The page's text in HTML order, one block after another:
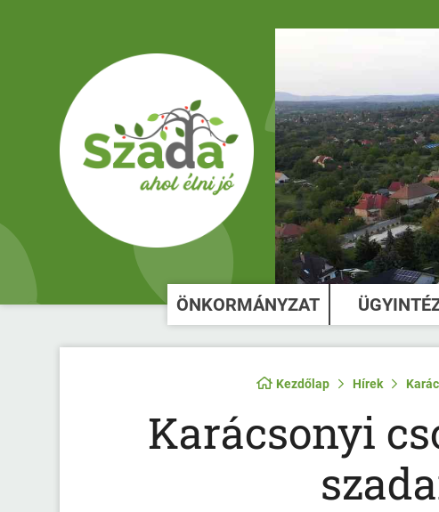
ÖNKORMÁNYZAT
Kezdőlap Hírek
Karácsonyi